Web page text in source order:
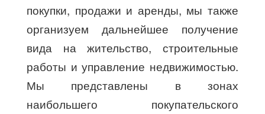
покупки, продажи и аренды, мы также
организуем дальнейшее получение
вида на жительство, строительные
работы и управление недвижимостью.
Мы представлены в зонах
наибольшего покупательского